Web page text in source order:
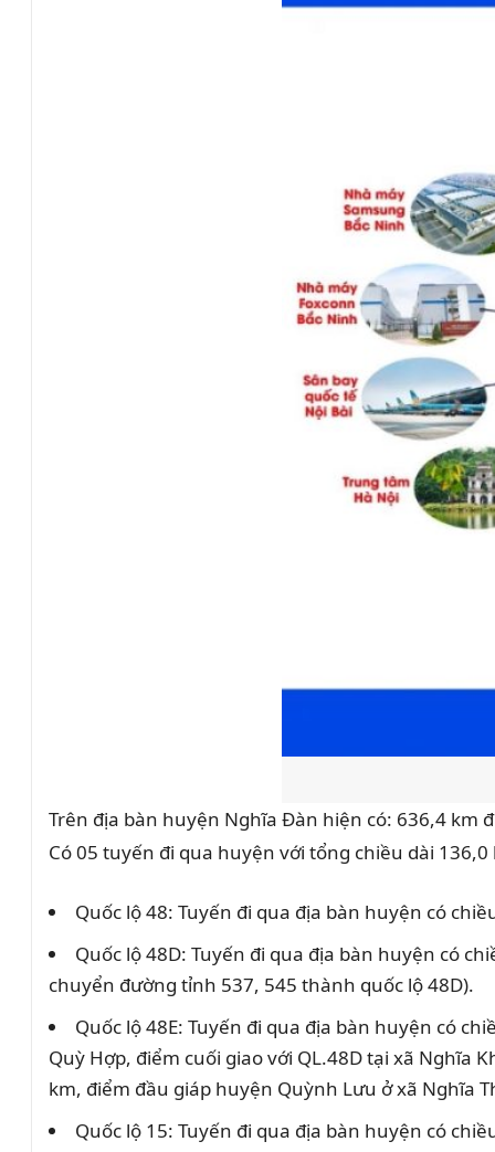
Trên địa bàn huyện Nghĩa Đàn hiện có: 636,4
Có 05 tuyến đi qua huyện với tổng chiều dài 136,0
Quốc lộ 48: Tuyến đi qua địa bàn huyện có
Quốc lộ 48D: Tuyến đi qua địa bàn huyện có
chuyển đường tỉnh 537, 545 thành quốc lộ 48D).
Quốc lộ 48E: Tuyến đi qua địa bàn huyện có
Quỳ Hợp, điểm cuối giao với QL.48D tại xã Nghĩa
km, điểm đầu giáp huyện Quỳnh Lưu ở xã Nghĩa
Quốc lộ 15: Tuyến đi qua địa bàn huyện có